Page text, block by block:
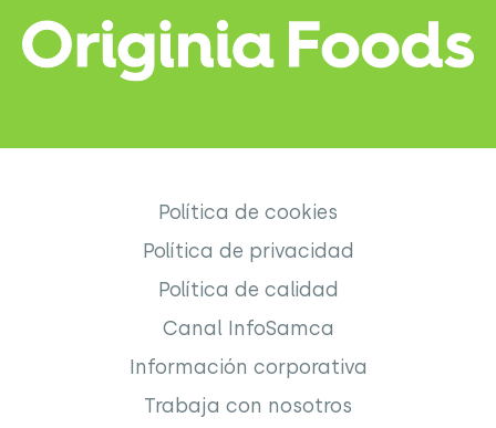
Política de cookies
Política de privacidad
Política de calidad
Canal InfoSamca
Información corporativa
Trabaja con nosotros